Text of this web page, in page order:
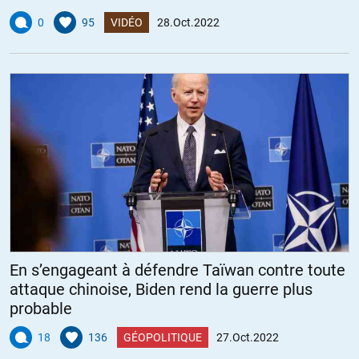
Oui, absolument…. Les britanniques pour Mussolini et les américains
pour hitler et pour les mêmes raisons… et les citoyens déjà victimes à
l’époque de ces lobbys financiers, ainsi que de l’industrie de
l’armement, le complexe militaro industriel, persuadés comme en 14
de défendre leur patrie respective et leurs états non respectables ….
Nous sommes aujourd’hui dans un remake sur le théâtre Ukrainien,
pour les mêmes causes, qui produisent toujours les mêmes effets…
pour l’instant le stock de chair à canon reste considérable….
+16 ALERTER
brams49//28.10.2022 à 10h55
Parmi ses plus proches conseillers il y avait également d’après Edwin
Black des personnalités de la communauté israélite, Guido Jung
0 95 VIDÉO 28.Oct.2022
En s’engageant à défendre Taïwan contre toute
attaque chinoise, Biden rend la guerre plus
probable
18 136 GÉOPOLITIQUE 27.Oct.2022